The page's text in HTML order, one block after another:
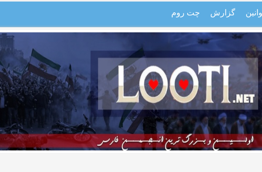
گزارش چت روم